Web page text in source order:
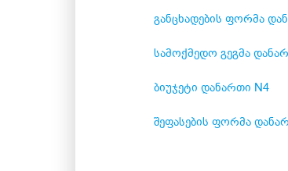
განცხადების ფორმა
სამოქმედო გეგმა
ბიუჯეტი დანართი N4
შეფასების ფორმა